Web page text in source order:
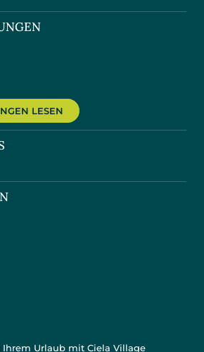
LESEN
Urlaub mit Ciela Village